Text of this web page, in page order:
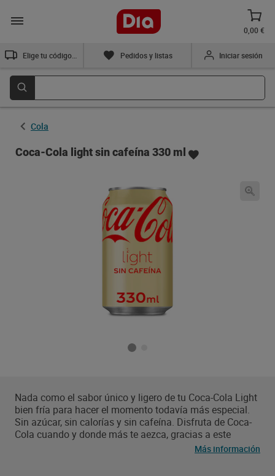
0,00 €
Pedidos y listas Iniciar sesión
Cola
Coca-Cola light sin cafeína 330 ml
Nada como el sabor único y ligero de tu Coca-Cola Light
bien fría para hacer el momento todavía más especial.
Sin azúcar, sin calorías y sin cafeína. Disfruta de Coca-
Cola cuando y donde más te aezca, gracias a este
formato en lata 330 ml. Tu Coca-Cola, aún másMás información